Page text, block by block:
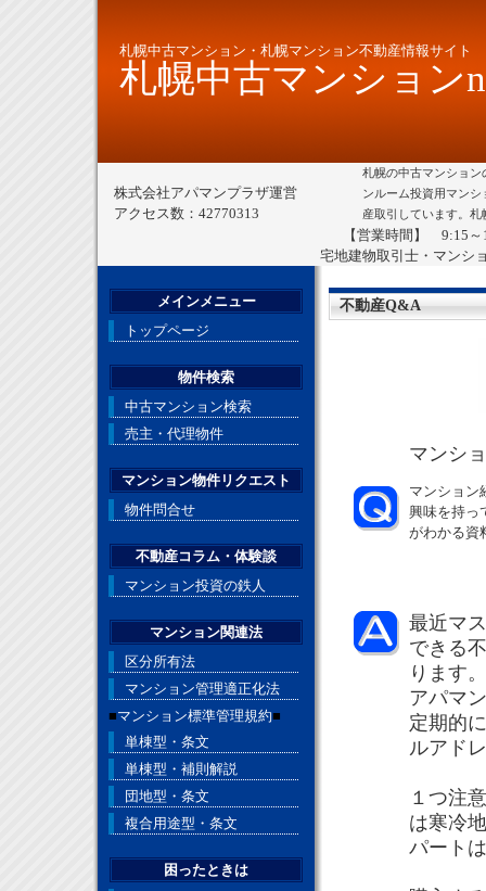
札幌中古マンション・札幌マンション不動産情報サイト
札幌中古マンション
株式会社アパマンプラザ運営
アクセス数：42770313
札幌の中古マンショ
ンルーム投資用マン
産取引しています。
【営業時間】 9:15
宅地建物取引士・マンシ
不動産Q&A
マンシ
マンション
興味を持っ
がわかる資
最近マ
できる
ります。
アパマ
定期的
ルアド
１つ注
は寒冷
パート
メインメニュー
トップページ
物件検索
中古マンション検索
売主・代理物件
マンション物件リクエスト
物件問合せ
不動産コラム・体験談
マンション投資の鉄人
マンション関連法
区分所有法
マンション管理適正化法
■マンション標準管理規約■
単棟型・条文
単棟型・補則解説
団地型・条文
複合用途型・条文
困ったときは